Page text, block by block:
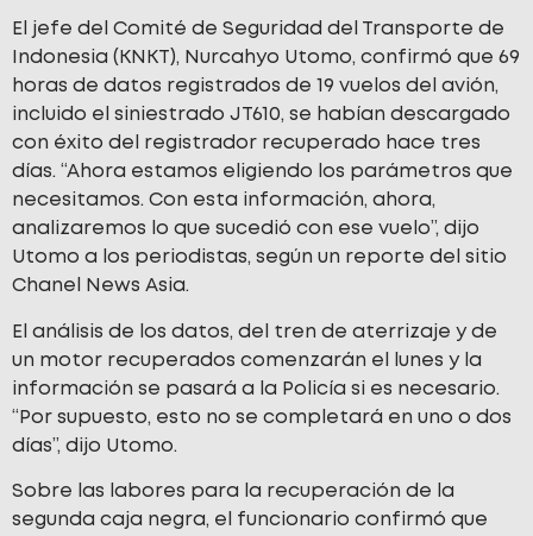
El jefe del Comité de Seguridad del Transporte de
Indonesia (KNKT), Nurcahyo Utomo, confirmó que 69
horas de datos registrados de 19 vuelos del avión,
incluido el siniestrado JT610, se habían descargado
con éxito del registrador recuperado hace tres
días. “Ahora estamos eligiendo los parámetros que
necesitamos. Con esta información, ahora,
analizaremos lo que sucedió con ese vuelo”, dijo
Utomo a los periodistas, según un reporte del sitio
Chanel News Asia.
El análisis de los datos, del tren de aterrizaje y de
un motor recuperados comenzarán el lunes y la
información se pasará a la Policía si es necesario.
“Por supuesto, esto no se completará en uno o dos
días”, dijo Utomo.
Sobre las labores para la recuperación de la
segunda caja negra, el funcionario confirmó que